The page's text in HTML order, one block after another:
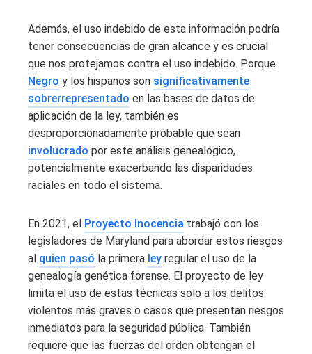
Además, el uso indebido de esta información podría
tener consecuencias de gran alcance y es crucial
que nos protejamos contra el uso indebido. Porque
Negro y los hispanos son significativamente
sobrerrepresentado en las bases de datos de
aplicación de la ley, también es
desproporcionadamente probable que sean
involucrado por este análisis genealógico,
potencialmente exacerbando las disparidades
raciales en todo el sistema.
En 2021, el Proyecto Inocencia trabajó con los
legisladores de Maryland para abordar estos riesgos
al quien pasó la primera ley regular el uso de la
genealogía genética forense. El proyecto de ley
limita el uso de estas técnicas solo a los delitos
violentos más graves o casos que presentan riesgos
inmediatos para la seguridad pública. También
requiere que las fuerzas del orden obtengan el